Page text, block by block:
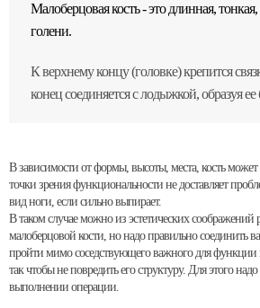
Малоберцовая кость - это длинная, тонкая,
голени.
К верхнему концу (головке) крепится
конец соединяется с лодыжкой, образуя ее
В зависимости от формы, высоты, места, кость
точки зрения функциональности не доставляет
вид ноги, если сильно выпирает.
В таком случае можно из эстетических
малоберцовой кости, но надо правильно соединить
пройти мимо соседствующего важного для функции
так чтобы не повредить его структуру. Для этого
выполнении операции.